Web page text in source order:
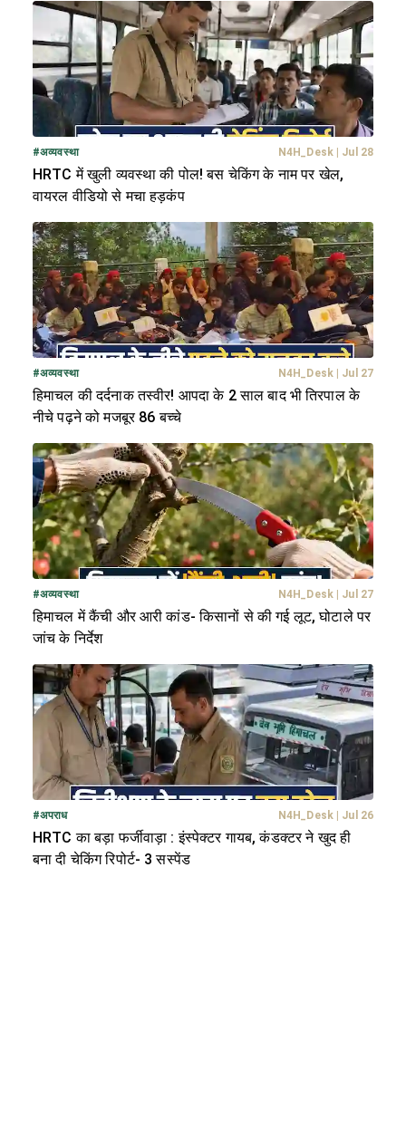
#अव्यवस्था N4H_Desk| Jul 28
HRTC में खुली व्यवस्था की पोल! बस चेकिंग के नाम पर खेल,
वायरल वीडियो से मचा हड़कंप
#अव्यवस्था N4H_Desk| Jul 27
हिमाचल की दर्दनाक तस्वीर! आपदा के 2 साल बाद भी तिरपाल के
नीचे पढ़ने को मजबूर 86 बच्चे
#अव्यवस्था N4H_Desk| Jul 27
हिमाचल में कैंची और आरी कांड- किसानों से की गई लूट, घोटाले पर
जांच के निर्देश
#अपराध N4H_Desk| Jul 26
HRTC का बड़ा फर्जीवाड़ा : इंस्पेक्टर गायब, कंडक्टर ने खुद ही
बना दी चेकिंग रिपोर्ट- 3 सस्पेंड